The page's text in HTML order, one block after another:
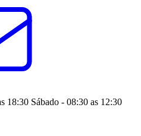
18:30 Sábado - 08:30 as 12:30